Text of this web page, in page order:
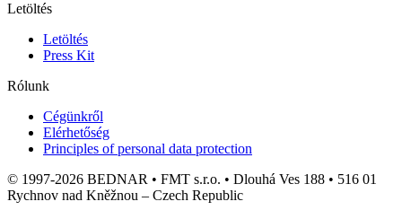
Letöltés
Letöltés
Press Kit
Rólunk
Cégünkről
Elérhetőség
Principles of personal data protection
© 1997-2026 BEDNAR • FMT s.r.o. • Dlouhá Ves 188 • 516 01
Rychnov nad Kněžnou – Czech Republic